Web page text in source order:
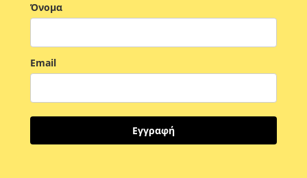
Όνομα
Email
Εγγραφή